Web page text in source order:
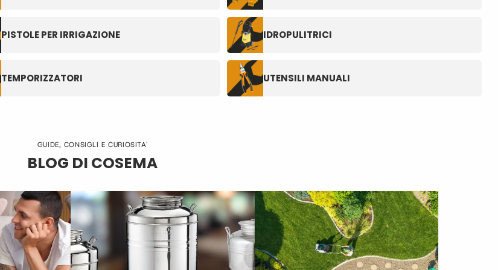
PISTOLE PER IRRIGAZIONE IDROPULITRICI
TEMPORIZZATORI UTENSILI MANUALI
GUIDE, CONSIGLI E CURIOSITA'
BLOG DI COSEMA